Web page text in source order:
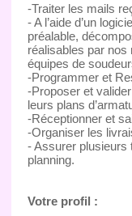
-Traiter les mails
- A l’aide d’un
préalable,
réalisables par nos
équipes de
-Programmer et
-Proposer et
leurs plans
-Réceptionner et
-Organiser les
- Assurer plusieurs
planning.
Votre profil :